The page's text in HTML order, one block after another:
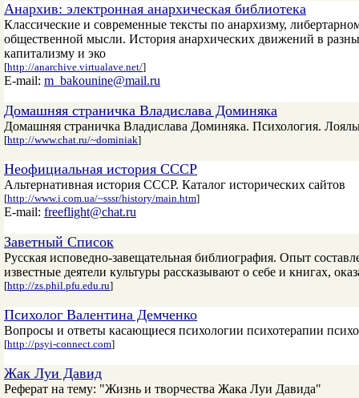
Анархив: электронная анархическая библиотека
Классические и современные тексты по анархизму,
общественной мысли. История анархических движений в
капитализму и эко
[http://anarchive.virtualave.net/]
E-mail: m_bakounine@mail.ru
Домашняя страничка Владислава Доминяка
Домашняя страничка Владислава Доминяка. Психология.
[http://www.chat.ru/~dominiak]
Неофициальная история СССР
Альтернативная история СССР. Каталог исторических сайтов
[http://www.i.com.ua/~sssr/history/main.htm]
E-mail: freeflight@chat.ru
Заветный Список
Русская исповедно-завещательная библиография. Опыт
известные деятели культуры рассказывают о себе и книгах,
[http://zs.phil.pfu.edu.ru]
Психолог Валентина Демченко
Вопросы и ответы касающиеся психологии психотерапии
[http://psyi-connect.com]
Жак Луи Давид
Реферат на тему: "Жизнь и творчества Жака Луи Давида"